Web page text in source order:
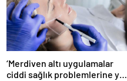
‘Merdiven altı uygulamalar
ciddi sağlık problemlerine yol